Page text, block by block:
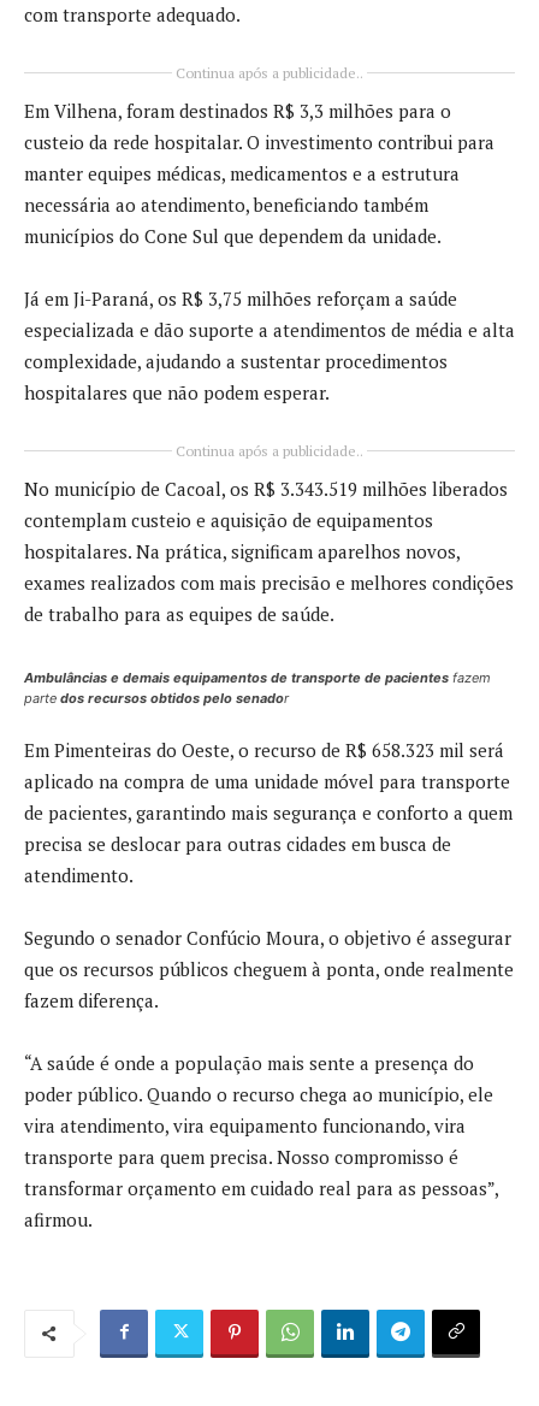
com transporte adequado.
Continua após a publicidade..
Em Vilhena, foram destinados R$ 3,3 milhões para o
custeio da rede hospitalar. O investimento contribui para
manter equipes médicas, medicamentos e a estrutura
necessária ao atendimento, beneficiando também
municípios do Cone Sul que dependem da unidade.
Já em Ji-Paraná, os R$ 3,75 milhões reforçam a saúde
especializada e dão suporte a atendimentos de média e alta
complexidade, ajudando a sustentar procedimentos
hospitalares que não podem esperar.
Continua após a publicidade..
No município de Cacoal, os R$ 3.343.519 milhões liberados
contemplam custeio e aquisição de equipamentos
hospitalares. Na prática, significam aparelhos novos,
exames realizados com mais precisão e melhores condições
de trabalho para as equipes de saúde.
Ambulâncias e demais equipamentos de transporte de pacientes fazem
parte dos recursos obtidos pelo senador
Em Pimenteiras do Oeste, o recurso de R$ 658.323 mil será
aplicado na compra de uma unidade móvel para transporte
de pacientes, garantindo mais segurança e conforto a quem
precisa se deslocar para outras cidades em busca de
atendimento.
Segundo o senador Confúcio Moura, o objetivo é assegurar
que os recursos públicos cheguem à ponta, onde realmente
fazem diferença.
“A saúde é onde a população mais sente a presença do
poder público. Quando o recurso chega ao município, ele
vira atendimento, vira equipamento funcionando, vira
transporte para quem precisa. Nosso compromisso é
transformar orçamento em cuidado real para as pessoas”,
afirmou.